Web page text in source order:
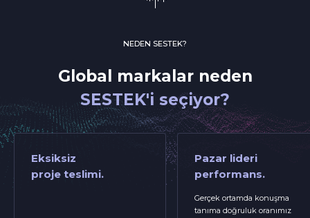
NEDEN SESTEK?
Global markalar neden
SESTEK'i seçiyor?
Eksiksiz
proje teslimi.
Pazar lideri
performans.
Gerçek ortamda konuşma
tanıma doğruluk oranımız